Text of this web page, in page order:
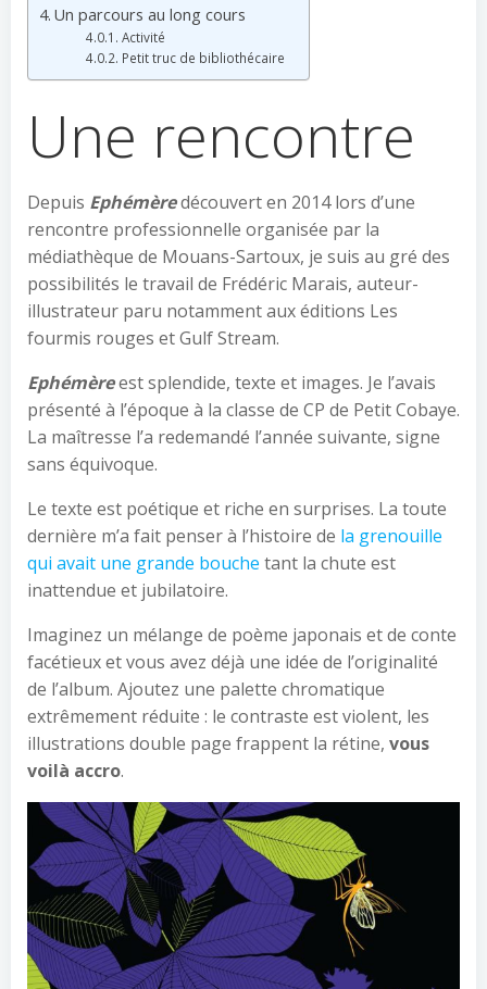
Un parcours au long cours
Activité
Petit truc de bibliothécaire
Une rencontre
Depuis Ephémèredécouvert en 2014 lors d’une
rencontre professionnelle organisée par la
médiathèque de Mouans-Sartoux, je suis au gré des
possibilités le travail de Frédéric Marais, auteur-
illustrateur paru notamment aux éditions Les
fourmis rouges et Gulf Stream.
Ephémèreest splendide, texte et images. Je l’avais
présenté à l’époque à la classe de CP de Petit Cobaye.
La maîtresse l’a redemandé l’année suivante, signe
sans équivoque.
Le texte est poétique et riche en surprises. La toute
dernière m’a fait penser à l’histoire de la grenouille
qui avait une grande bouche tant la chute est
inattendue et jubilatoire.
Imaginez un mélange de poème japonais et de conte
facétieux et vous avez déjà une idée de l’originalité
de l’album. Ajoutez une palette chromatique
extrêmement réduite : le contraste est violent, les
illustrations double page frappent la rétine, vous
voilà accro.